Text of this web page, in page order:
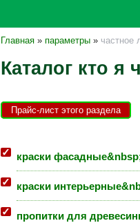
Главная » параметры » частное
Каталог кто я
Прайс-лист этого раздела
краски
краски
пропитки для